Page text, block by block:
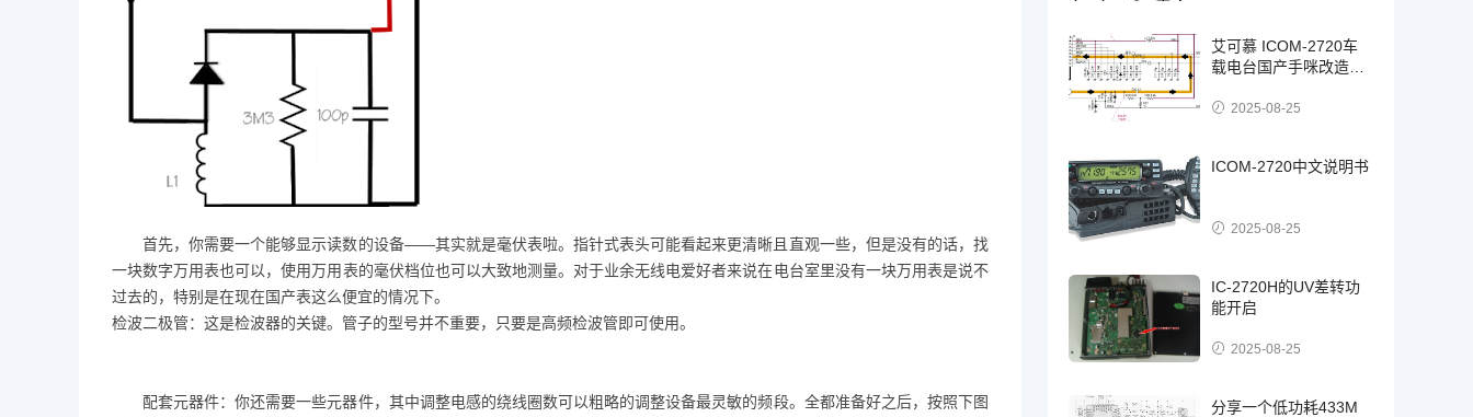
首先，你需要一个能够显示读数的设备——其实就是毫伏表啦。指针式表头可能看起来更清晰且直观一些，但是没有的话，找
一块数字万用表也可以，使用万用表的毫伏档位也可以大致地测量。对于业余无线电爱好者来说在电台室里没有一块万用表是说不
过去的，特别是在现在国产表这么便宜的情况下。
检波二极管：这是检波器的关键。管子的型号并不重要，只要是高频检波管即可使用。
配套元器件：你还需要一些元器件，其中调整电感的绕线圈数可以粗略的调整设备最灵敏的频段。全都准备好之后，按照下图
艾可慕 ICOM-2720车
载电台国产手咪改造教
2025-08-25
ICOM-2720中文说明书
2025-08-25
IC-2720H的UV差转功
能开启
2025-08-25
分享一个低功耗433M